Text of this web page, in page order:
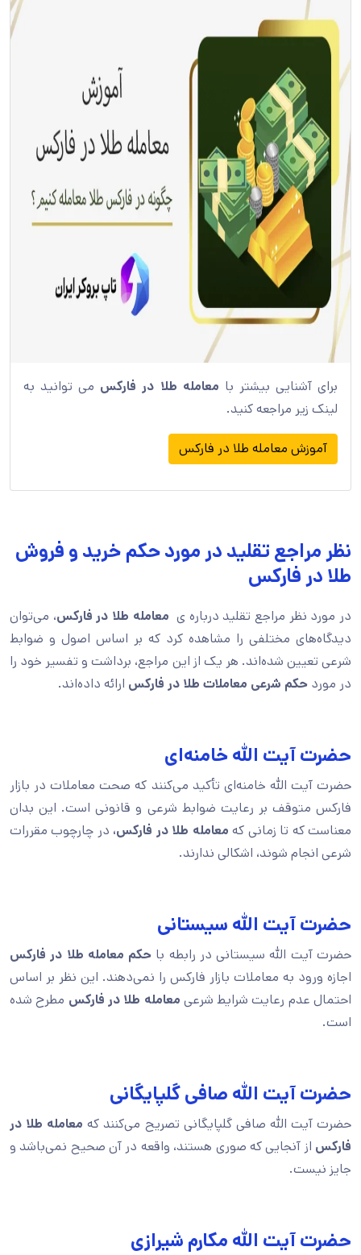
برای آشنایی بیشتر با معامله طلا در فارکس می توانید به
لینک زیر مراجعه کنید.
آموزش معامله طلا در فارکس
نظر مراجع تقلید در مورد حکم خرید و فروش
طلا در فارکس
در مورد نظر مراجع تقلید درباره ی معامله طلا در فارکس، می‌توان
دیدگاه‌های مختلفی را مشاهده کرد که بر اساس اصول و ضوابط
شرعی تعیین شده‌اند. هر یک از این مراجع، برداشت و تفسیر خود را
در مورد حکم شرعی معاملات طلا در فارکس ارائه داده‌اند.
حضرت آیت الله خامنه‌ای
حضرت آیت الله خامنه‌ای تأکید می‌کنند که صحت معاملات در بازار
فارکس متوقف بر رعایت ضوابط شرعی و قانونی است. این بدان
معناست که تا زمانی کهمعامله طلا در فارکس، در چارچوب مقررات
شرعی انجام شوند، اشکالی ندارند.
حضرت آیت الله سیستانی
حضرت آیت الله سیستانی در رابطه با حکم معامله طلا در فارکس
اجازه ورود به معاملات بازار فارکس را نمی‌دهند. این نظر بر اساس
احتمال عدم رعایت شرایط شرعی معامله طلا در فارکس مطرح شده
است.
حضرت آیت الله صافی گلپایگانی
حضرت آیت الله صافی گلپایگانی تصریح می‌کنند که معامله طلا در
فارکس از آنجایی که صوری هستند، واقعه در آن صحیح نمی‌باشد و
جایز نیست.
حضرت آیت الله مکارم شیرازی